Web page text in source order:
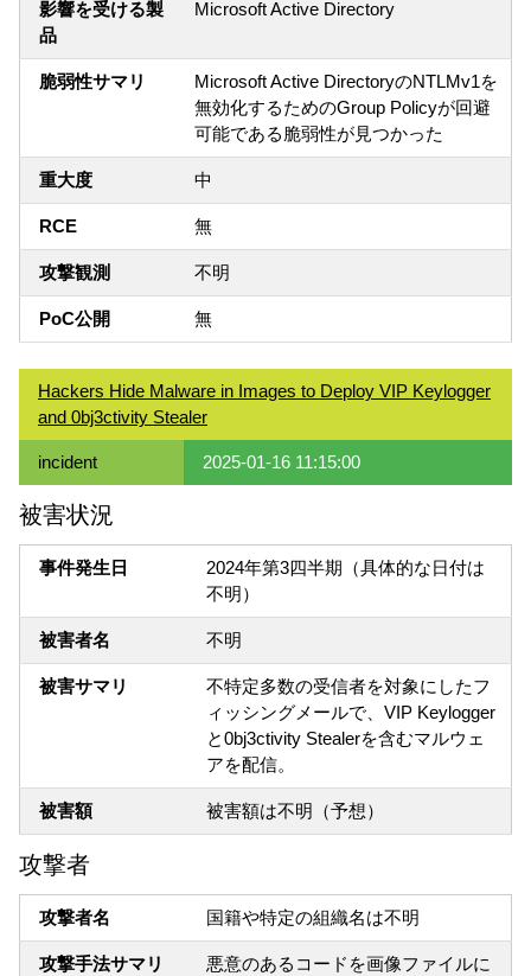
影響を受ける製
品
Microsoft Active Directory
脆弱性サマリ
Microsoft Active DirectoryのNTLMv1を
無効化するためのGroup Policyが回避
可能である脆弱性が見つかった
重大度 中
RCE 無
攻撃観測 不明
PoC公開 無
Hackers Hide Malware in Images to Deploy VIP Keylogger
and 0bj3ctivity Stealer
incident 2025-01-16 11:15:00
被害状況
事件発生日
2024年第3四半期（具体的な日付は
不明）
被害者名 不明
被害サマリ
不特定多数の受信者を対象にしたフ
ィッシングメールで、VIP Keylogger
と0bj3ctivity Stealerを含むマルウェ
アを配信。
被害額 被害額は不明（予想）
攻撃者
攻撃者名 国籍や特定の組織名は不明
攻撃手法サマリ
悪意のあるコードを画像ファイルに